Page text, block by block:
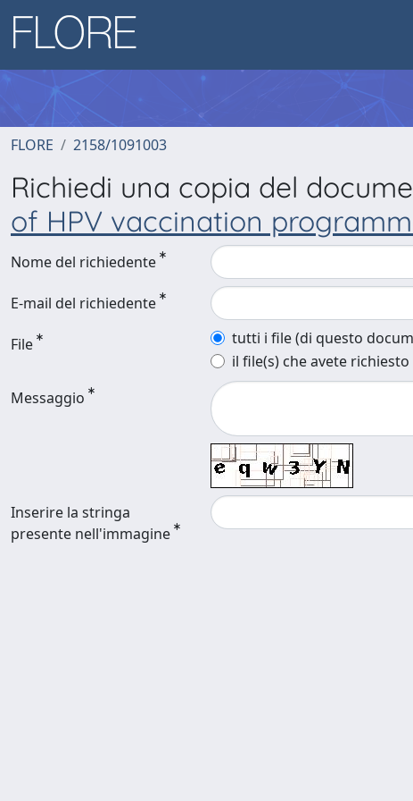
FLORE 2158/1091003
Richiedi una copia del
of HPV vaccination
Nome del richiedente
E-mail del richiedente
File
tutti i file (di questo
il file(s) che avete richiesto
Messaggio
Inserire la stringa
presente nell'immagine